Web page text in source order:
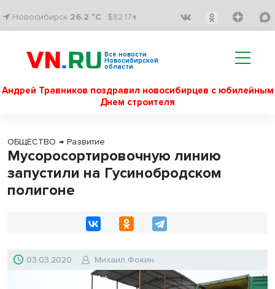
Новосибирск 26.2 °C $82.17↑
Все новости
Новосибирской
области
Андрей Травников поздравил новосибирцев с юбилейным
Днем строителя
ОБЩЕСТВО → Развитие
Мусоросортировочную линию
запустили на Гусинобродском
полигоне
03.03.2020 Михаил Фокин